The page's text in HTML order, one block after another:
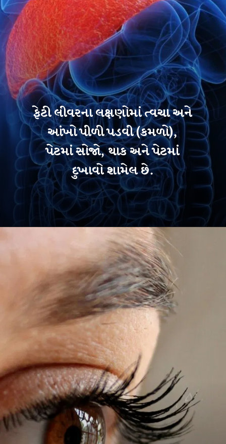
ફેટી લીવરના લક્ષણોમાં ત્વચા અને
આંખો પીળી પડવી (કમળો),
પેટમાં સોજો, થાક અને પેટમાં
દુખાવો શામેલ છે.